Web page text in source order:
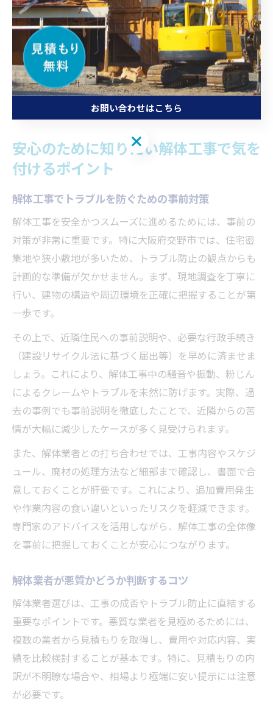
実際に依頼した人の口コミや体験談を参考にすること
で、信頼性の高い業者を見極めやすくなります。初心者
の方は、専門家や行政の窓口に相談するのも有効です。
納得のいく解体工事を実現するために、業者選びには時
間をかけて慎重に進めることが大切です。
安心のために知りたい解体工事で気を
付けるポイント
解体工事でトラブルを防ぐための事前対策
解体工事を安全かつスムーズに進めるためには、事前の
対策が非常に重要です。特に大阪府交野市では、住宅密
集地や狭小敷地が多いため、トラブル防止の観点からも
計画的な準備が欠かせません。まず、現地調査を丁寧に
行い、建物の構造や周辺環境を正確に把握することが第
一歩です。
その上で、近隣住民への事前説明や、必要な行政手続き
（建設リサイクル法に基づく届出等）を早めに済ませま
しょう。これにより、解体工事中の騒音や振動、粉じん
によるクレームやトラブルを未然に防げます。実際、過
去の事例でも事前説明を徹底したことで、近隣からの苦
情が大幅に減少したケースが多く見受けられます。
また、解体業者との打ち合わせでは、工事内容やスケジ
ュール、廃材の処理方法など細部まで確認し、書面で合
意しておくことが肝要です。これにより、追加費用発生
や作業内容の食い違いといったリスクを軽減できます。
専門家のアドバイスを活用しながら、解体工事の全体像
を事前に把握しておくことが安心につながります。
解体業者が悪質かどうか判断するコツ
解体業者選びは、工事の成否やトラブル防止に直結する
重要なポイントです。悪質な業者を見極めるためには、
複数の業者から見積もりを取得し、費用や対応内容、実
績を比較検討することが基本です。特に、見積もりの内
訳が不明瞭な場合や、相場より極端に安い提示には注意
が必要です。
お問い合わせはこちら
お問い合わせはこちら